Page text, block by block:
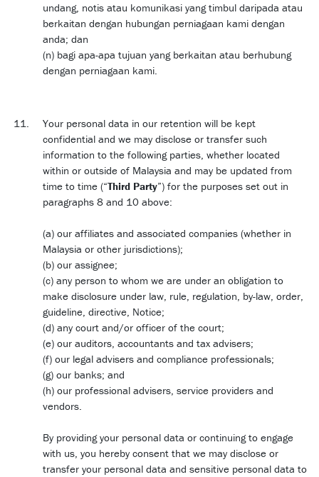
undang, notis atau komunikasi yang timbul daripada atau
berkaitan dengan hubungan perniagaan kami dengan
anda; dan
(n) bagi apa-apa tujuan yang berkaitan atau berhubung
dengan perniagaan kami.
Your personal data in our retention will be kept
confidential and we may disclose or transfer such
information to the following parties, whether located
within or outside of Malaysia and may be updated from
time to time (“Third Party”) for the purposes set out in
paragraphs 8 and 10 above:
(a) our affiliates and associated companies (whether in
Malaysia or other jurisdictions);
(b) our assignee;
(c) any person to whom we are under an obligation to
make disclosure under law, rule, regulation, by-law, order,
guideline, directive, Notice;
(d) any court and/or officer of the court;
(e) our auditors, accountants and tax advisers;
(f) our legal advisers and compliance professionals;
(g) our banks; and
(h) our professional advisers, service providers and
vendors.
By providing your personal data or continuing to engage
with us, you hereby consent that we may disclose or
transfer your personal data and sensitive personal data to